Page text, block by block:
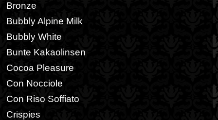
Bronze
Bubbly Alpine Milk
Bubbly White
Bunte Kakaolinsen
Cocoa Pleasure
Con Nocciole
Con Riso Soffiato
Crispies